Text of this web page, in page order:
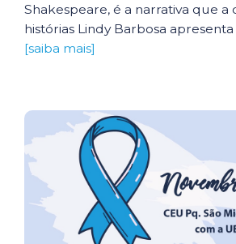
Shakespeare, é a narrativa que a
histórias Lindy Barbosa apresenta
[saiba mais]